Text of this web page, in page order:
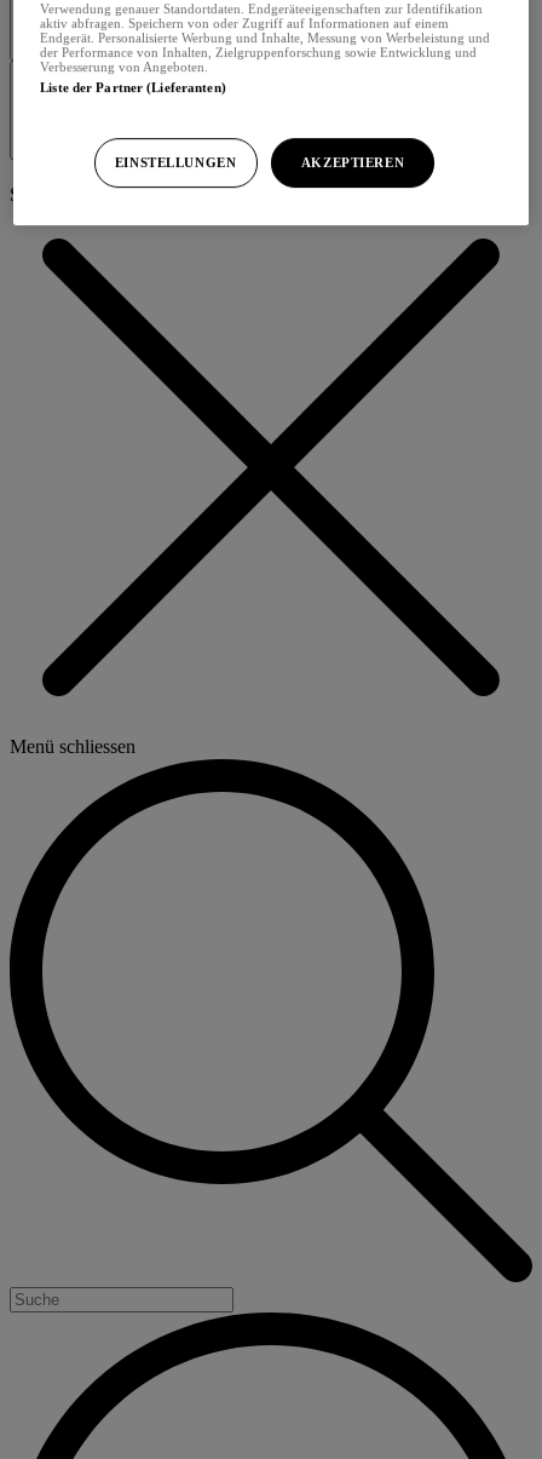
Profil bearbeiten
Seiten Navigation
Menü schliessen
Verwendung genauer Standortdaten. Endgeräteeigenschaften zur Identifikation
aktiv abfragen. Speichern von oder Zugriff auf Informationen auf einem
Endgerät. Personalisierte Werbung und Inhalte, Messung von Werbeleistung und
der Performance von Inhalten, Zielgruppenforschung sowie Entwicklung und
Verbesserung von Angeboten.
Liste der Partner (Lieferanten)
EINSTELLUNGEN AKZEPTIEREN